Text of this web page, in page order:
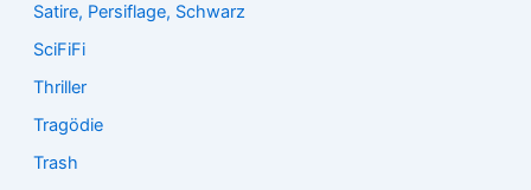
Satire, Persiflage, Schwarz
SciFiFi
Thriller
Tragödie
Trash